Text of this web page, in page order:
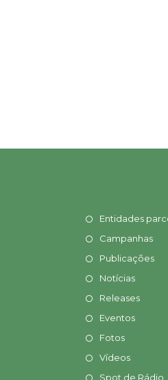
Entidades
Campanhas
Publicações
Notícias
Releases
Eventos
Fotos
Vídeos
Spot de Rádio